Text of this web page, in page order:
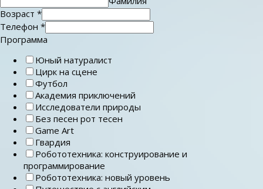
Возраст *
Телефон *
Программа
Юный натуралист
Цирк на сцене
Футбол
Академия приключений
Исследователи природы
Без песен рот тесен
Game Art
Гвардия
Робототехника: конструирование и
программирование
Робототехника: новый уровень